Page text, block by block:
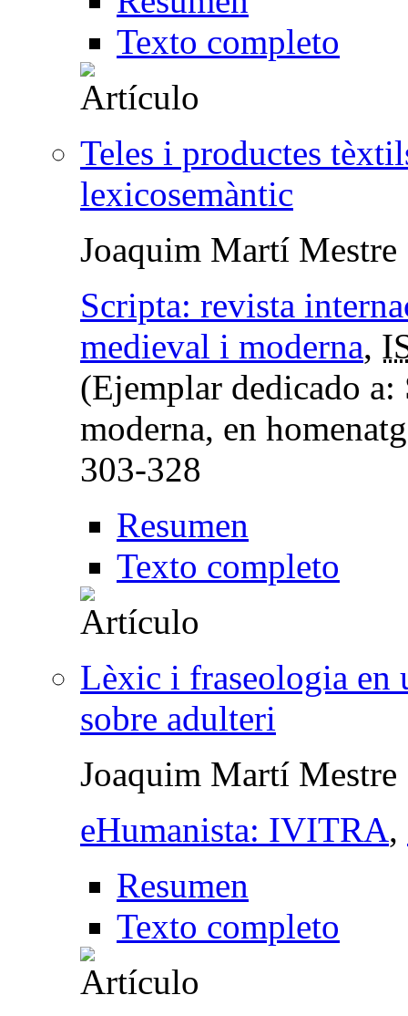
Texto completo
Teles i productes
lexicosemàntic
Joaquim Martí Mestre
Scripta: revista
medieval i moderna,
(Ejemplar dedicado a:
moderna, en
303-328
Resumen
Texto completo
Lèxic i fraseologia en
sobre adulteri
Joaquim Martí Mestre
eHumanista: IVITRA,
Resumen
Texto completo